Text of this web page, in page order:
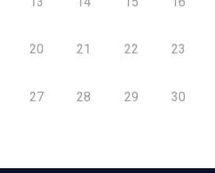
20 21 22 23
27 28 29 30